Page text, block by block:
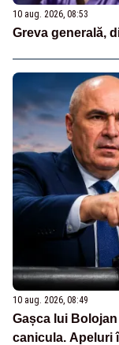
10 aug. 2026, 08:53
Greva generală,
10 aug. 2026, 08:49
Gașca lui
canicula. Apeluri